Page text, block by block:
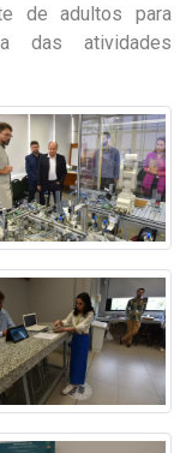
de adultos para
das atividades